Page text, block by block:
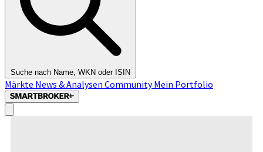
Suche nach Name, WKN oder ISIN
Märkte News & Analysen CommunityMein Portfolio